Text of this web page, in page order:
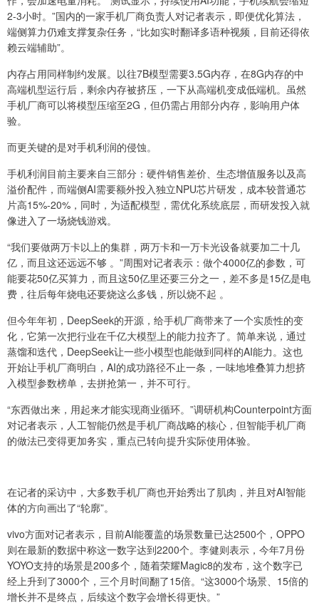
2-3小时。”国内的一家手机厂商负责人对记者表示，即便优化算法，
端侧算力仍难支撑复杂任务，“比如实时翻译多语种视频，目前还得依
赖云端辅助”。​
内存占用同样制约发展。以往7B模型需要3.5G内存，在8G内存的中
高端机型运行后，剩余内存被挤压，一下从高端机变成低端机。虽然
手机厂商可以将模型压缩至2G，但仍需占用部分内存，影响用户体
验。
而更关键的是对手机利润的侵蚀。
手机利润目前主要来自三部分：硬件销售差价、生态增值服务以及高
溢价配件，而端侧AI需要额外投入独立NPU芯片研发，成本较普通芯
片高15%-20%，同时，为适配模型，需优化系统底层，而研发投入就
像进入了一场烧钱游戏。
“我们要做两万卡以上的集群，两万卡和一万卡光设备就要加二十几
亿，而且这还远远不够 。”周围对记者表示：做个4000亿的参数，可
能要花50亿买算力，而且这50亿里还要三分之一，差不多是15亿是电
费，往后每年烧电还要烧这么多钱，所以烧不起 。
但今年年初，DeepSeek的开源，给手机厂商带来了一个实质性的变
化，它第一次把行业在千亿大模型上的能力拉齐了。简单来说，通过
蒸馏和迭代，DeepSeek让一些小模型也能做到同样的AI能力。这也
开始让手机厂商明白，AI的成功路径不止一条，一味地堆叠算力想挤
入模型参数榜单，去拼抢第一，并不可行。
“东西做出来，用起来才能实现商业循环。”调研机构Counterpoint方面
对记者表示，人工智能仍然是手机厂商战略的核心，但智能手机厂商
的做法已变得更加务实，重点已转向提升实际使用体验。
在记者的采访中，大多数手机厂商也开始秀出了肌肉，并且对AI智能
体的方向画出了“轮廓”。
vivo方面对记者表示，目前AI能覆盖的场景数量已达2500个，OPPO
则在最新的数据中称这一数字达到2200个。李健则表示，今年7月份
YOYO支持的场景是200多个，随着荣耀Magic8的发布，这个数字已
经上升到了3000个，三个月时间翻了15倍。“这3000个场景、15倍的
增长并不是终点，后续这个数字会增长得更快。”